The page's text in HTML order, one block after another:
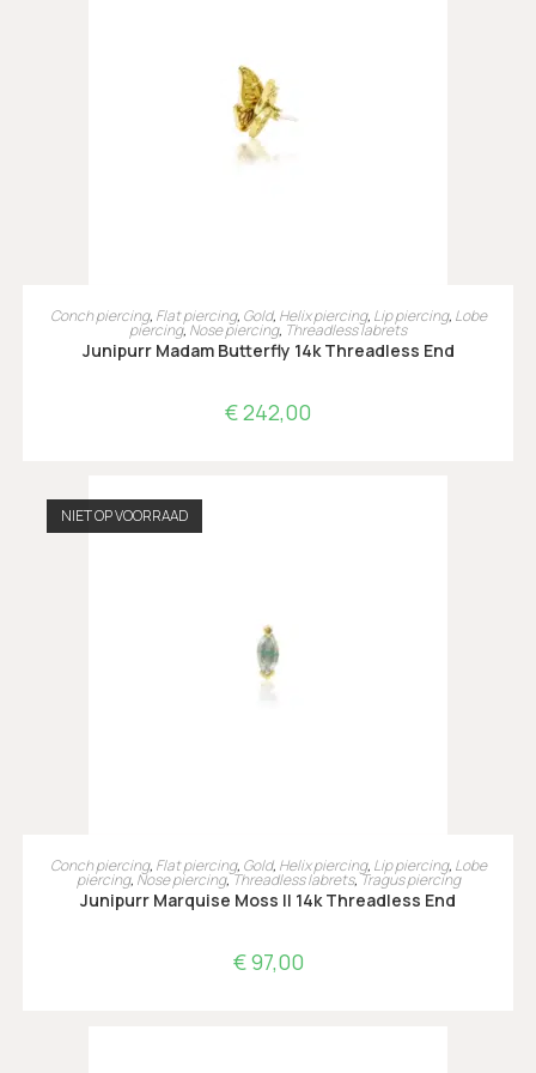
TOEVOEGEN AAN WINKELWAGEN
Conch piercing, Flat piercing, Gold, Helix piercing, Lip piercing, Lobe
piercing, Nose piercing, Threadless labrets
Junipurr Madam Butterfly 14k Threadless End
€242,00
NIET OP VOORRAAD
LEES VERDER
Conch piercing, Flat piercing, Gold, Helix piercing, Lip piercing, Lobe
piercing, Nose piercing,Threadless labrets,Tragus piercing
Junipurr Marquise Moss II 14k Threadless End
€97,00